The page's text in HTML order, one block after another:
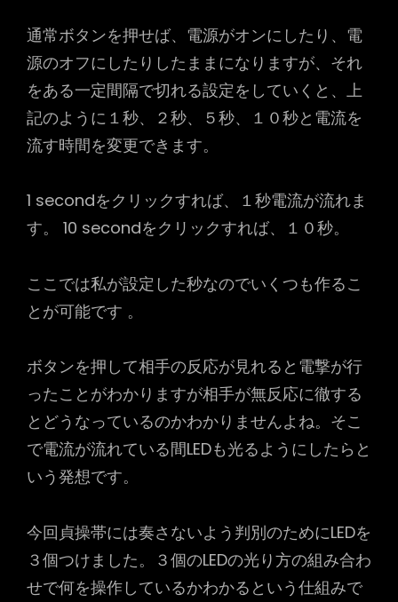
通常ボタンを押せば、電源がオンにしたり、電
源のオフにしたりしたままになりますが、それ
をある一定間隔で切れる設定をしていくと、上
記のように１秒、２秒、５秒、１０秒と電流を
流す時間を変更できます。
1 secondをクリックすれば、１秒電流が流れま
す。 10 secondをクリックすれば、１０秒。
ここでは私が設定した秒なのでいくつも作るこ
とが可能です 。
ボタンを押して相手の反応が見れると電撃が行
ったことがわかりますが相手が無反応に徹する
とどうなっているのかわかりませんよね。そこ
で電流が流れている間LEDも光るようにしたらと
いう発想です。
今回貞操帯には奏さないよう判別のためにLEDを
３個つけました。３個のLEDの光り方の組み合わ
せで何を操作しているかわかるという仕組みで